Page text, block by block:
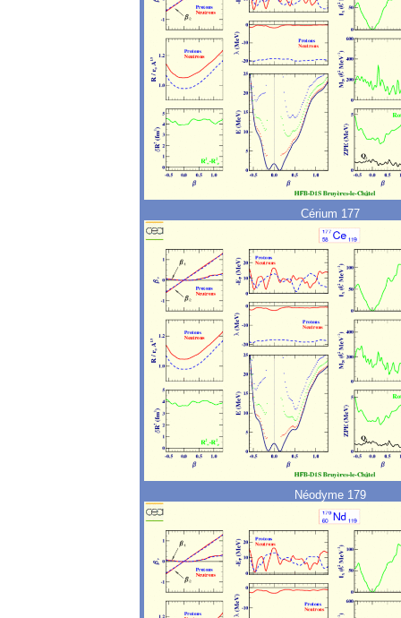
Cérium 177
Néodyme 179